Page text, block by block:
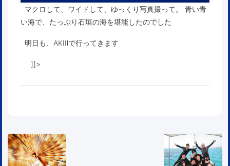
マクロして、ワイドして、ゆっくり写真撮って。 青い青
い海で、たっぷり石垣の海を堪能したのでした
明日も、AKIⅡで行ってきます
]]>